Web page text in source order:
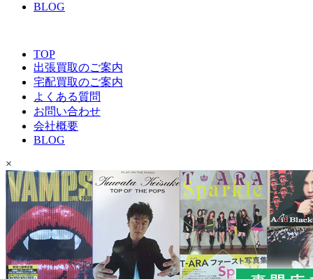
BLOG
TOP
出張買取のご案内
宅配買取のご案内
よくある質問
お問い合わせ
会社概要
BLOG
×